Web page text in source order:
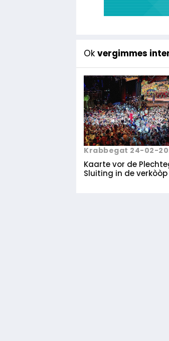
Ok vergimmes
Krabbegat 24-02-
Kaarte vor de
Sluiting in de verkòòp